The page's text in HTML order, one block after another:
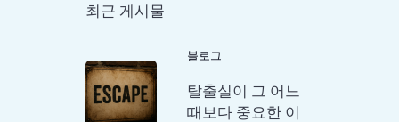
최근 게시물
블로그
탈출실이 그 어느
때보다 중요한 이